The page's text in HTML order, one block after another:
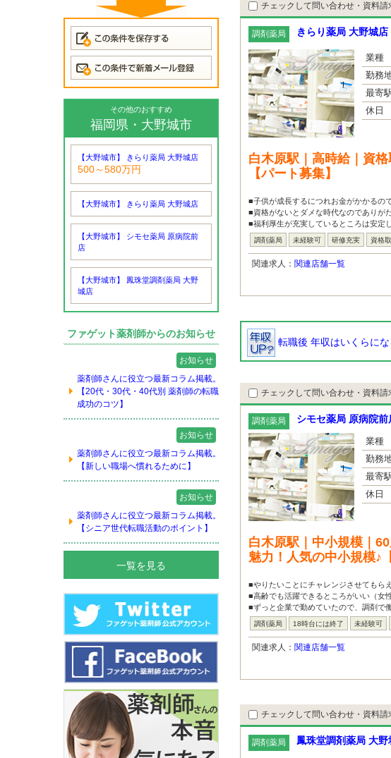
その他のおすすめ
福岡県・大野城市
【大野城市】 きらり薬局 大野城店
500～580万円
【大野城市】 きらり薬局 大野城店
【大野城市】 シモセ薬局 原病院前
店
【大野城市】 鳳珠堂調剤薬局 大野
城店
ファゲット薬剤師からのお知らせ
お知らせ
薬剤師さんに役立つ最新コラム掲載。
【20代・30代・40代別 薬剤師の転職
成功のコツ】
お知らせ
薬剤師さんに役立つ最新コラム掲載。
【新しい職場へ慣れるために】
お知らせ
薬剤師さんに役立つ最新コラム掲載。
【シニア世代転職活動のポイント】
一覧を見る
チェックして問い合わせ・資料請
調剤薬局 きらり薬局 大野城店
業種
勤務
最寄
休日
白木原駅｜高時給｜資
【パート募集】
■子供が成長するにつれお金がかかるの
■資格がないとダメな時代なのでありが
■福利厚生が充実しているところは安定
調剤薬局 未経験可 研修充実 資格
関連求人： 関連店舗一覧
転職後 年収はいくらにな
チェックして問い合わせ・資料請
調剤薬局 シモセ薬局 原病院前
業種
勤務
最寄
休日
白木原駅｜中小規模｜
魅力！人気の中小規模♪
■やりたいことにチャレンジさせてもら
■高齢でも活躍できるところがいい（女性
■ずっと企業で勤めていたので、調剤で
調剤薬局 18時台には終了 未経験可
関連求人： 関連店舗一覧
チェックして問い合わせ・資料請
調剤薬局 鳳珠堂調剤薬局 大野